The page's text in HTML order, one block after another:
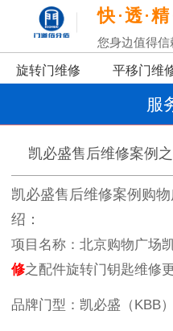
快 透 精
您身边值得
旋转门维修 平移门维
服
凯必盛售后维修案例
凯必盛售后维修案例购
绍：
项目名称：北京购物广场
修之配件旋转门钥匙维修
品牌门型：凯必盛（KBB